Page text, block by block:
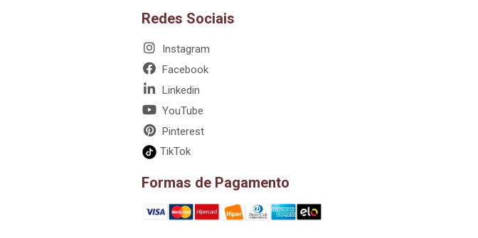
Redes Sociais
Instagram
Facebook
Linkedin
YouTube
Pinterest
TikTok
Formas de Pagamento